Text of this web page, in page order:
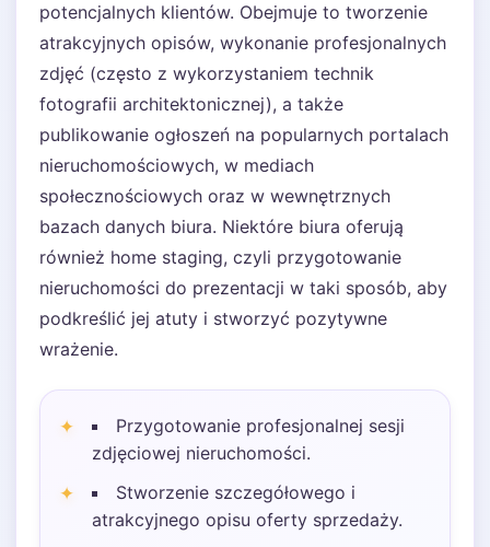
potencjalnych klientów. Obejmuje to tworzenie
atrakcyjnych opisów, wykonanie profesjonalnych
zdjęć (często z wykorzystaniem technik
fotografii architektonicznej), a także
publikowanie ogłoszeń na popularnych portalach
nieruchomościowych, w mediach
społecznościowych oraz w wewnętrznych
bazach danych biura. Niektóre biura oferują
również home staging, czyli przygotowanie
nieruchomości do prezentacji w taki sposób, aby
podkreślić jej atuty i stworzyć pozytywne
wrażenie.
Przygotowanie profesjonalnej sesji
zdjęciowej nieruchomości.
Stworzenie szczegółowego i
atrakcyjnego opisu oferty sprzedaży.